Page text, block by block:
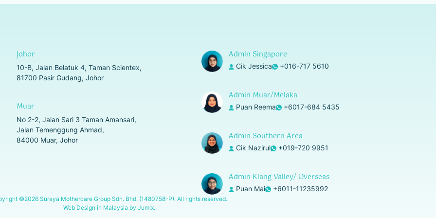
Johor
10-B, Jalan Belatuk 4, Taman Scientex,
81700 Pasir Gudang, Johor
Muar
No 2-2, Jalan Sari 3 Taman Amansari,
Jalan Temenggung Ahmad,
84000 Muar, Johor
Admin Singapore
Cik Jessica +016-717 5610
Admin Muar/Melaka
Puan Reema +6017-684 5435
Admin Southern Area
Cik Nazirul +019-720 9951
Admin Klang Valley/ Overseas
Puan Mai +6011-11235992
©2026 Suraya Mothercare Group Sdn. Bhd. (1480758-P). All rights reserved.
Web Design in Malaysia by Jumix.